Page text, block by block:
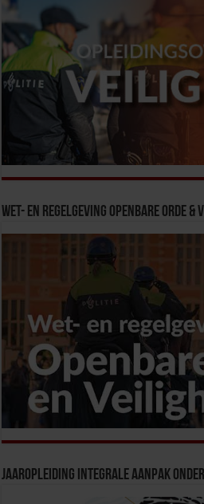
Wet- en Regelgeving Openbare Orde &
Jaaropleiding Integrale Aanpak